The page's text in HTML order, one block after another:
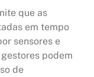
que as
em tempo
sensores e
podem
de